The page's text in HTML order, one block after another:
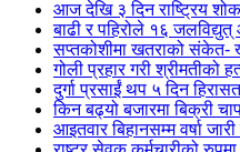
आज देखि ३ दिन राष्ट्रिय
बाढी र पहिरोले १६ जलविद्युत्
सप्तकोशीमा खतराको संकेत-
गोली प्रहार गरी श्रीमतीको
दुर्गा प्रसाईं थप ५ दिन
किन बढ्यो बजारमा बिक्री
आइतवार बिहानसम्म वर्षा